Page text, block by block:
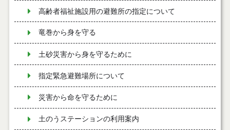
高齢者福祉施設用の避難所の指定について
竜巻から身を守る
土砂災害から身を守るために
指定緊急避難場所について
災害から命を守るために
土のうステーションの利用案内